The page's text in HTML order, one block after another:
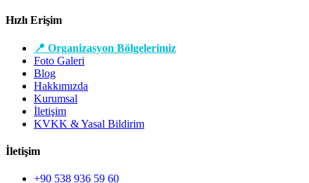
Hızlı Erişim
📍 Organizasyon Bölgelerimiz
Foto Galeri
Blog
Hakkımızda
Kurumsal
İletişim
KVKK & Yasal Bildirim
İletişim
+90 538 936 59 60